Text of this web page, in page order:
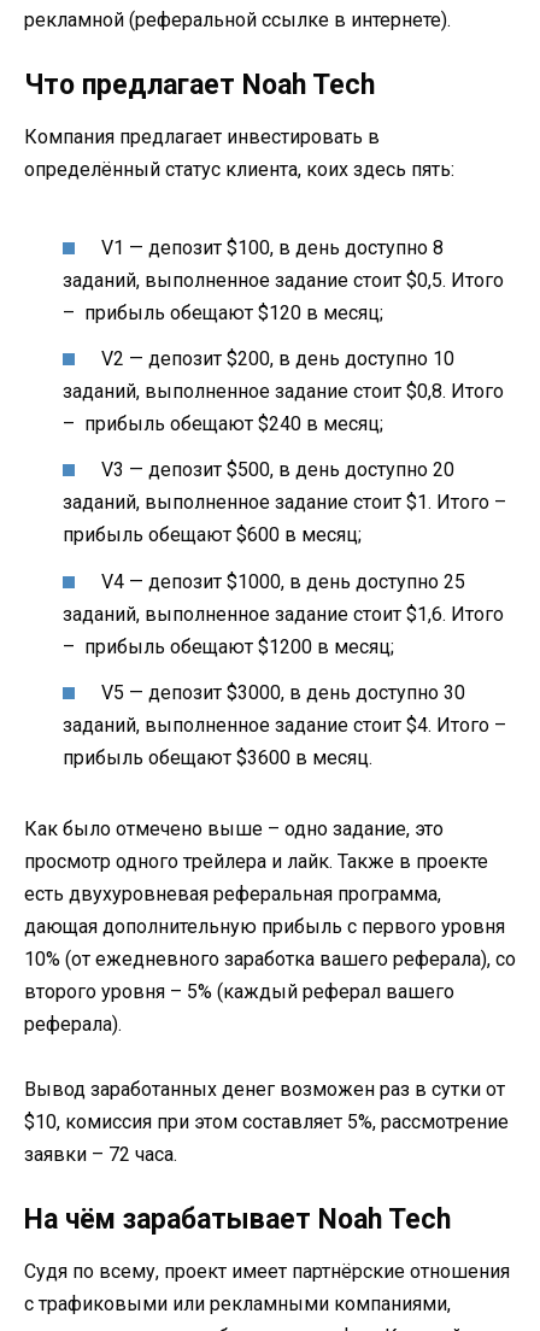
рекламной (реферальной ссылке в интернете).
Что предлагает Noah Tech
Компания предлагает инвестировать в
определённый статус клиента, коих здесь пять:
V1 — депозит $100, в день доступно 8
заданий, выполненное задание стоит $0,5. Итого
– прибыль обещают $120 в месяц;
V2 — депозит $200, в день доступно 10
заданий, выполненное задание стоит $0,8. Итого
– прибыль обещают $240 в месяц;
V3 — депозит $500, в день доступно 20
заданий, выполненное задание стоит $1. Итого –
прибыль обещают $600 в месяц;
V4 — депозит $1000, в день доступно 25
заданий, выполненное задание стоит $1,6. Итого
– прибыль обещают $1200 в месяц;
V5 — депозит $3000, в день доступно 30
заданий, выполненное задание стоит $4. Итого –
прибыль обещают $3600 в месяц.
Как было отмечено выше – одно задание, это
просмотр одного трейлера и лайк. Также в проекте
есть двухуровневая реферальная программа,
дающая дополнительную прибыль с первого уровня
10% (от ежедневного заработка вашего реферала), со
второго уровня – 5% (каждый реферал вашего
реферала).
Вывод заработанных денег возможен раз в сутки от
$10, комиссия при этом составляет 5%, рассмотрение
заявки – 72 часа.
На чём зарабатывает Noah Tech
Судя по всему, проект имеет партнёрские отношения
с трафиковыми или рекламными компаниями,